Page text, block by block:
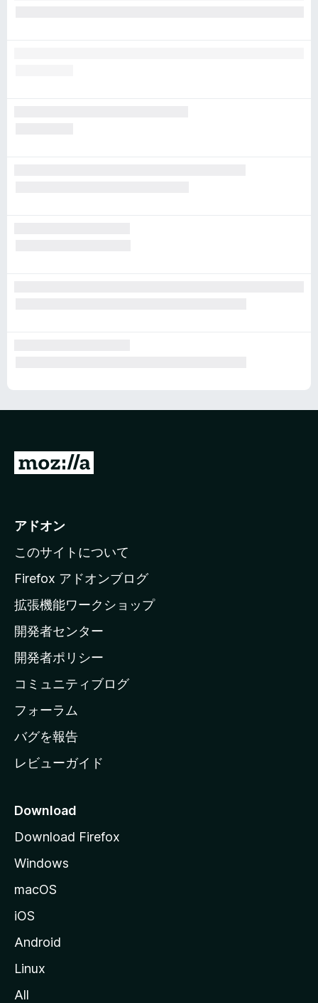
M
i
l
a
ホ
ー
ム
ー
ジ
へ
アドオン
このサイトについて
Firefox アドオンブログ
拡張機能ワークショップ
開発者センター
開発者ポリシー
コミュニティブログ
フォーラム
バグを報告
レビューガイド
Download
Download Firefox
Windows
macOS
iOS
Android
Linux
All